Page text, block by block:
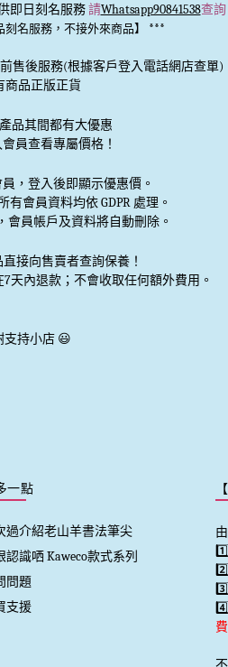
即日刻名服務請Whatsapp90841538查詢
刻名服務，不接外來商品】 ***
售後服務(根據客戶登入電話網店查單)
商品正版正貨
品其間都有大優惠
員查看專屬價格！
，登入後即顯示優惠價。
有會員資料均依 GDPR 處理。
會員帳戶及資料將自動刪除。
接向售賣者查詢保養！
天內退款；不會收取任何額外費用。
支持小店 😃
一點
過介紹老山羊書法筆尖
認識哂 Kaweco款式系列
問題
支援